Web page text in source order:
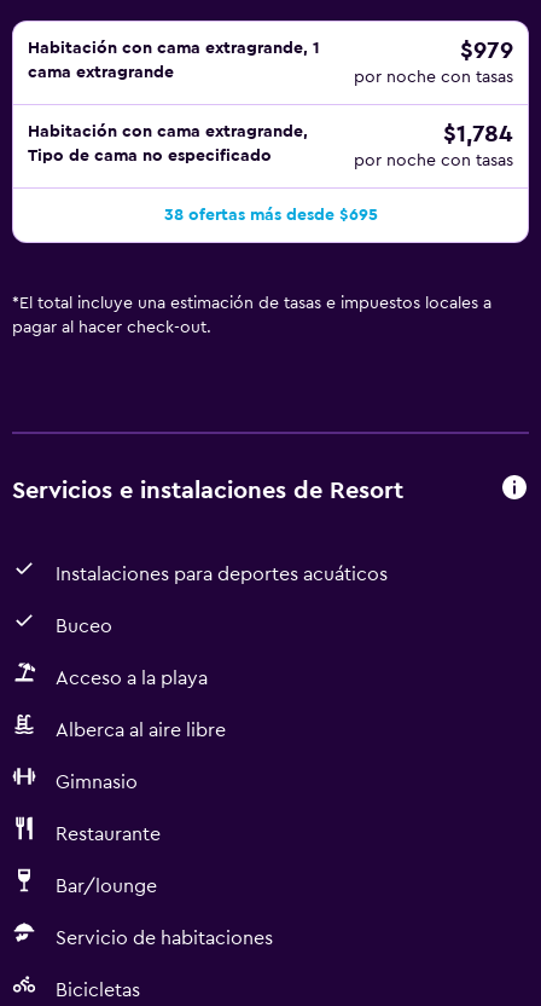
ocio y esparcimiento incluyen sauna, gimnasio y bicicletas
gratuitas. Se pueden practicar las actividades de ocio y
esparcimiento que se indican más abajo en las
instalaciones o cerca del alojamiento (es posible que se
aplique un recargo).
Habitación con cama extragrande, 1
cama extragrande
$979
por noche con tasas
Habitación con cama extragrande,
Tipo de cama no especificado
$1,784
por noche con tasas
38 ofertas más desde $695
* El total incluye una estimación de tasas e impuestos locales a
pagar al hacer check-out.
Servicios e instalaciones de Resort
Instalaciones para deportes acuáticos
Buceo
Acceso a la playa
Alberca al aire libre
Gimnasio
Restaurante
Bar/lounge
Servicio de habitaciones
Bicicletas